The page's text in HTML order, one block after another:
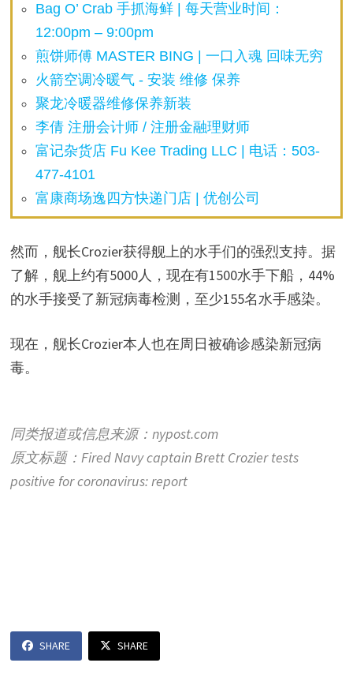
Bag O’ Crab 手抓海鲜 | 每天营业时间：
12:00pm – 9:00pm
煎饼师傅 MASTER BING | 一口入魂 回味无穷
火箭空调冷暖气 - 安装 维修 保养
聚龙冷暖器维修保养新装
李倩 注册会计师 / 注册金融理财师
富记杂货店 Fu Kee Trading LLC | 电话：503-
477-4101
富康商场逸四方快递门店 | 优创公司
然而，舰长Crozier获得舰上的水手们的强烈支持。据
了解，舰上约有5000人，现在有1500水手下船，44%
的水手接受了新冠病毒检测，至少155名水手感染。
现在，舰长Crozier本人也在周日被确诊感染新冠病
毒。
同类报道或信息来源：nypost.com
原文标题：Fired Navy captain Brett Crozier tests
positive for coronavirus: report
SHARE SHARE